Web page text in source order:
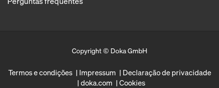
Copyright © Doka GmbH
Termos e condições Impressum
Declaração de privacidade
doka.com
Cookies